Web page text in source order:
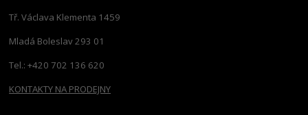
Tř. Václava Klementa 1459
Mladá Boleslav 293 01
Tel.: +420 702 136 620
KONTAKTY NA PRODEJNY